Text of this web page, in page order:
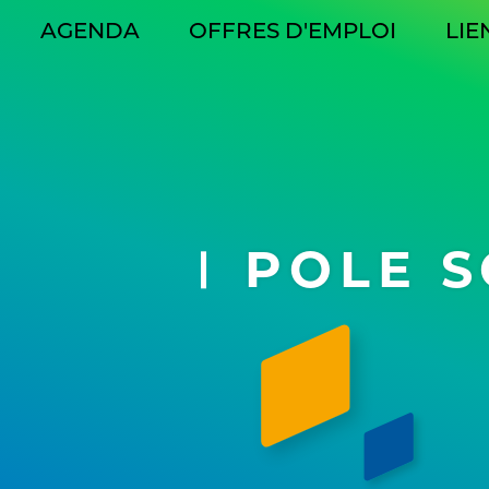
AGENDA OFFRES D'EMPLOI
POLE